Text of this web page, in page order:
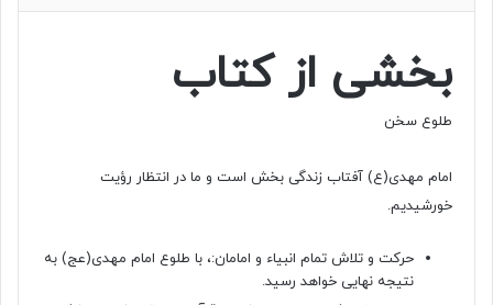
بخشی از کتاب
طلوع سخن
امام مهدی(ع) آفتاب زندگی بخش است و ما در انتظار رؤیت
خورشیدیم.
حرکت و تلاش تمام انبیاء و امامان:، با طلوع امام مهدی(عج) به
نتیجه نهایی خواهد رسید.